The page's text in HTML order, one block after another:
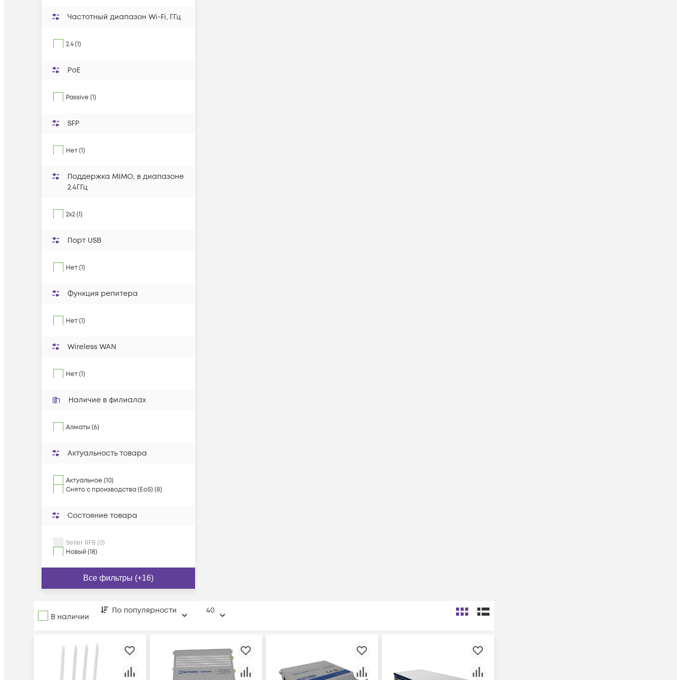
Частотный диапазон Wi-Fi, ГГц
2.4 (1)
PoE
Passive (1)
SFP
Нет (1)
Поддержка MIMO, в диапазоне
2.4ГГц
2x2 (1)
Порт USB
Нет (1)
Функция репитера
Нет (1)
Wireless WAN
Нет (1)
Наличие в филиалах
Алматы (6)
Актуальность товара
Актуальное (10)
Снято с производства (EoS) (8)
Состояние товара
Seller RFB (0)
Новый (18)
Все фильтры (+16)
В наличии
По популярности 40